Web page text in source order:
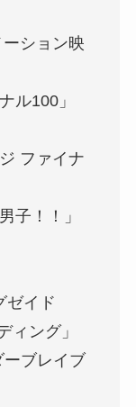
ション映
ル100」
ファイナ
子！！」
ゼイド
ィング」
ブレイブ